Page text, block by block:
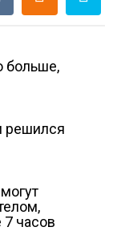
больше,
решился
часов